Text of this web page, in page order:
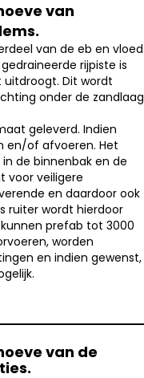
van
van de eb en vloed
rijpiste is
Dit wordt
onder de zandlaag
geleverd. Indien
en/of afvoeren. Het
de binnenbak en de
voor veiligere
en daardoor ook
ruiter wordt hierdoor
prefab tot 3000
worden
en indien gewenst,
van de